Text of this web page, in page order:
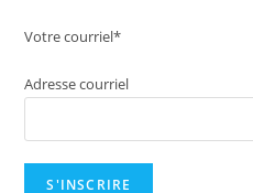
Votre courriel*
Adresse courriel